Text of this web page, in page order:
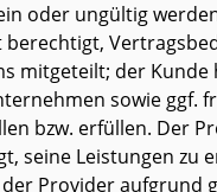
oder ungültig
mitgeteilt; der
sowie ggf.
bzw. erfüllen. Der
seine Leistungen
Provider aufgrund